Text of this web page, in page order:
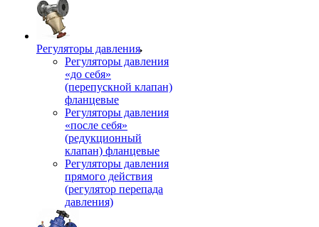
Регуляторы давления
Регуляторы давления
«до себя»
(перепускной клапан)
фланцевые
Регуляторы давления
«после себя»
(редукционный
клапан) фланцевые
Регуляторы давления
прямого действия
(регулятор перепада
давления)